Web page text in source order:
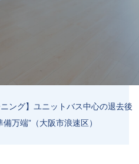
ニング】ユニットバス中心の退去後
万端”（大阪市浪速区）